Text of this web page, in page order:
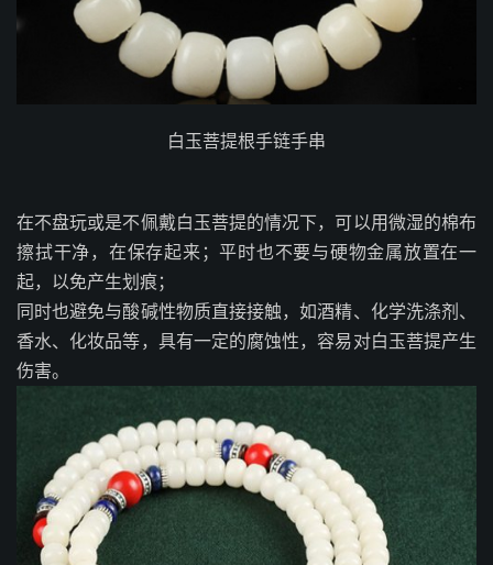
白玉菩提根手链手串
在不盘玩或是不佩戴白玉菩提的情况下，可以用微湿的棉布
擦拭干净，在保存起来；平时也不要与硬物金属放置在一
起，以免产生划痕；
同时也避免与酸碱性物质直接接触，如酒精、化学洗涤剂、
香水、化妆品等，具有一定的腐蚀性，容易对白玉菩提产生
伤害。